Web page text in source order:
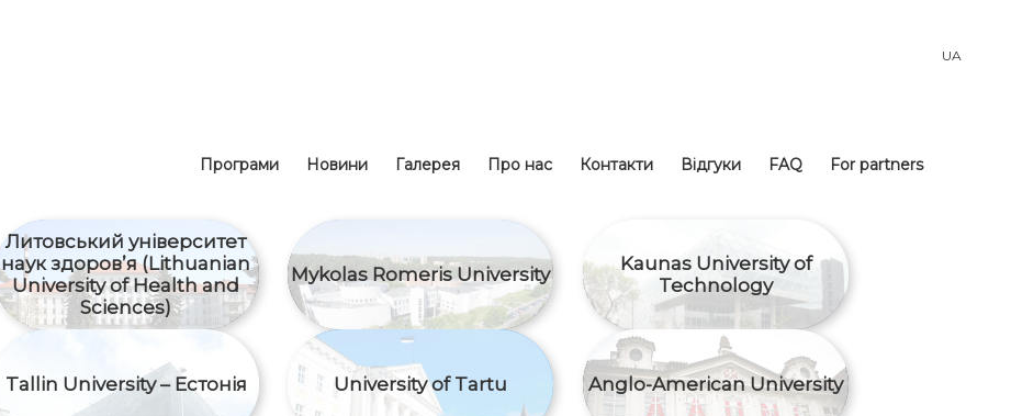
UA
Програми Новини Галерея Про нас Контакти Відгуки FAQ For partners
Литовський університет
наук здоров’я (Lithuanian
University of Health and
Sciences)
Mykolas Romeris University
Kaunas University of
Technology
Tallin University – Естонія University of Tartu Anglo-American University